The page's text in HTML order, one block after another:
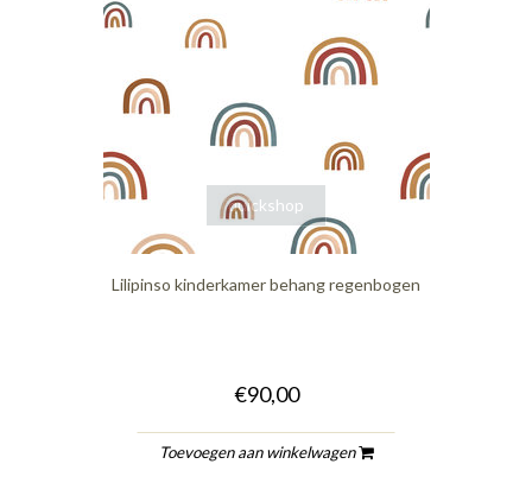
quickshop
Lilipinso kinderkamer behang regenbogen
€90,00
Toevoegen aan winkelwagen